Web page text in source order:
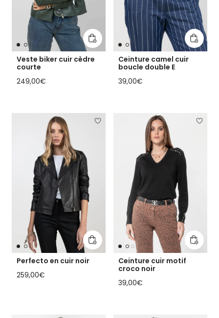
Ajouter au panier
Veste biker cuir cèdre
courte
Prix habituel
249,00€
Ajouter
Ceinture camel cuir
boucle double E
Prix habituel
39,00€
Ajouter au panier
Perfecto en cuir noir
Prix habituel
259,00€
Ajouter
Ceinture cuir motif
croco noir
Prix habituel
39,00€